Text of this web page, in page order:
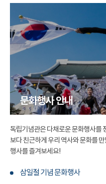
문화행사 안내
독립기념관은 다채로운 문화행사를
보다 친근하게 우리 역사와 문화를
행사를 즐겨보세요!
삼일절 기념 문화행사